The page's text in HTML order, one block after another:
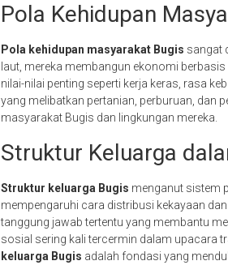
Pola Kehidupan
Pola kehidupan masyarakat Bugis sangat
laut, mereka membangun ekonomi
nilai-nilai penting seperti kerja keras, rasa
yang melibatkan pertanian, perburuan, dan
masyarakat Bugis dan lingkungan mereka.
Struktur Keluarga
Struktur keluarga Bugis menganut sistem
mempengaruhi cara distribusi kekayaan
tanggung jawab tertentu yang membantu
sosial sering kali tercermin dalam upacara
keluarga Bugis adalah fondasi yang